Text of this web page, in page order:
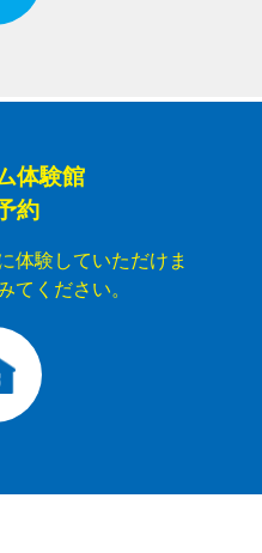
体験館
約
体験していただけま
てください。